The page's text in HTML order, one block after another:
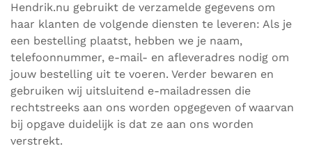
Hendrik.nu gebruikt de verzamelde gegevens om
haar klanten de volgende diensten te leveren: Als je
een bestelling plaatst, hebben we je naam,
telefoonnummer, e-mail- en afleveradres nodig om
jouw bestelling uit te voeren. Verder bewaren en
gebruiken wij uitsluitend e-mailadressen die
rechtstreeks aan ons worden opgegeven of waarvan
bij opgave duidelijk is dat ze aan ons worden
verstrekt.